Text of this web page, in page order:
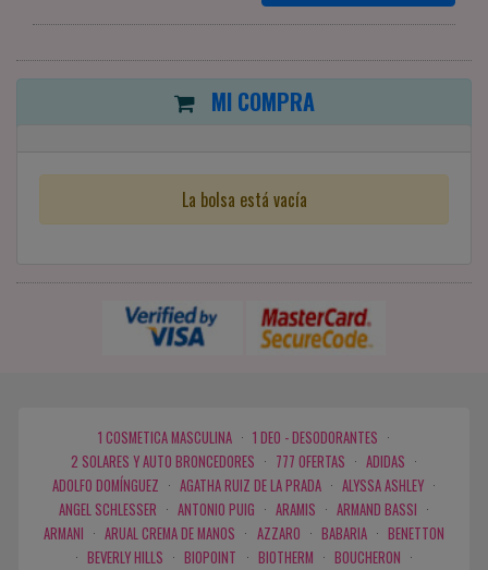
MI COMPRA
La bolsa está vacía
1 COSMETICA MASCULINA · 1 DEO - DESODORANTES ·
2 SOLARES Y AUTO BRONCEDORES · 777 OFERTAS · ADIDAS ·
ADOLFO DOMÍNGUEZ · AGATHA RUIZ DE LA PRADA · ALYSSA ASHLEY ·
ANGEL SCHLESSER · ANTONIO PUIG · ARAMIS · ARMAND BASSI ·
ARMANI · ARUAL CREMA DE MANOS · AZZARO · BABARIA · BENETTON
· BEVERLY HILLS · BIOPOINT · BIOTHERM · BOUCHERON ·